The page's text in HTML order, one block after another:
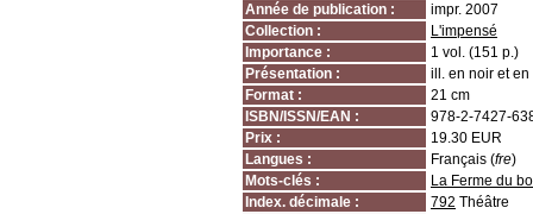
Année de publication :
impr. 2007
Collection :
L'impensé
Importance :
1 vol. (151 p.)
Présentation :
ill. en noir et en
Format :
21 cm
ISBN/ISSN/EAN :
978-2-7427-
Prix :
19.30 EUR
Langues :
Français (fre)
Mots-clés :
La Ferme du
Index. décimale :
792 Théâtre